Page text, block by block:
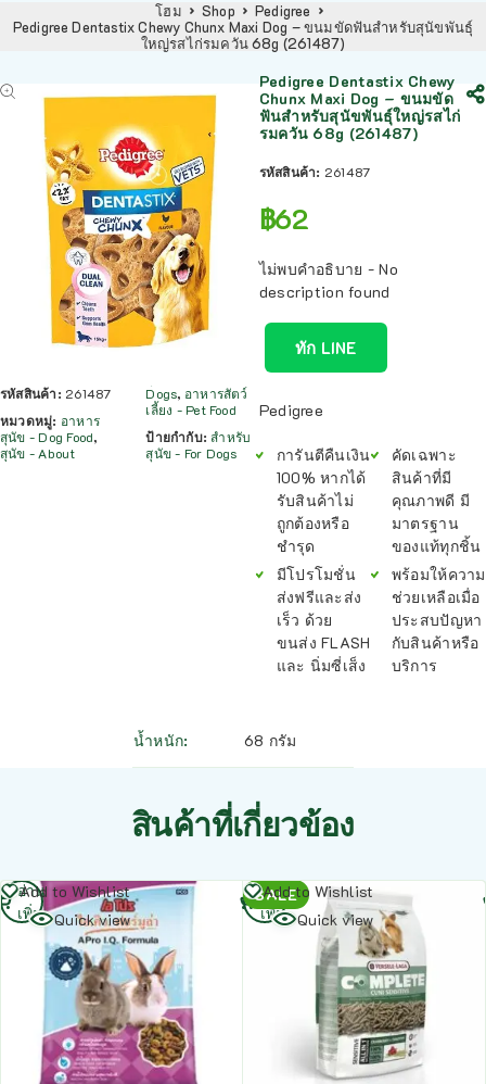
โฮม Shop
Pedigree
Pedigree Dentastix Chewy Chunx Maxi Dog – ขนมขัดฟันสำหรับสุนัขพันธุ์
ใหญ่รสไก่รมควัน 68g (261487)
รหัสสินค้า: 261487
หมวดหมู่: อาหาร
สุนัข - Dog Food,
สุนัข - About
Dogs, อาหารสัตว์
เลี้ยง - Pet Food
ป้ายกำกับ:สำหรับ
สุนัข - For Dogs
Pedigree Dentastix Chewy
Chunx Maxi Dog – ขนมขัด
ฟันสำหรับสุนัขพันธุ์ใหญ่รสไก่
รมควัน 68g (261487)
รหัสสินค้า: 261487
฿62
ไม่พบคำอธิบาย - No
description found
ทัก LINE
Pedigree
การันตีคืนเงิน
100% หากได้
รับสินค้าไม่
ถูกต้องหรือ
ชำรุด
มีโปรโมชั่น
ส่งฟรีและส่ง
เร็ว ด้วย
ขนส่ง FLASH
และ นิ่มซี่เส็ง
คัดเฉพาะ
สินค้าที่มี
คุณภาพดี มี
มาตรฐาน
ของแท้ทุกชิ้น
พร้อมให้ความ
ช่วยเหลือเมื่อ
ประสบปัญหา
กับสินค้าหรือ
บริการ
น้ำหนัก 68 กรัม
สินค้าที่เกี่ยวข้อง
Add to Wishlist
Quick view
อ่าน
เพิ่ม
SALE
Add to Wishlist
Quick view
อ่าน
เพิ่ม